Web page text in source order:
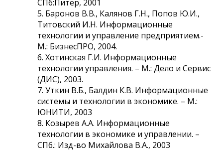
СПб:Питер, 2001
5. Баронов В.В., Калянов Г.Н., Попов Ю.И.,
Титовский И.Н. Информационные
технологии и управление предприятием.-
М.: БизнесПРО, 2004.
6. Хотинская Г.И. Информационные
технологии управления. – М.: Дело и Сервис
(ДИС), 2003.
7. Уткин В.Б., Балдин К.В. Информационные
системы и технологии в экономике. – М.:
ЮНИТИ, 2003
8. Козырев А.А. Информационные
технологии в экономике и управлении. –
СПб.: Изд-во Михайлова В.А., 2003